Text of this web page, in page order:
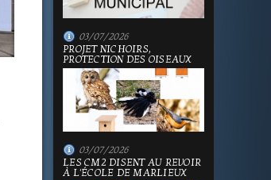
03/07/2026
PROJET NICHOIRS,
PROTECTION DES OISEAUX
03/07/2026
LES CM2 DISENT AU REVOIR
À L'ÉCOLE DE MARLIEUX